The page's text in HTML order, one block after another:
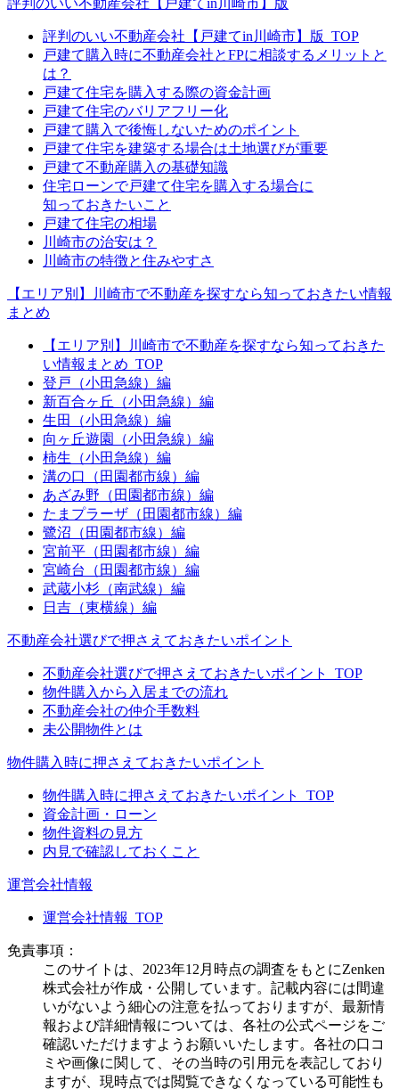
評判のいい不動産会社【戸建てin川崎市】版_TOP
戸建て購入時に不動産会社とFPに相談するメリットと
は？
戸建て住宅を購入する際の資金計画
戸建て住宅のバリアフリー化
戸建て購入で後悔しないためのポイント
戸建て住宅を建築する場合は土地選びが重要
戸建て不動産購入の基礎知識
住宅ローンで戸建て住宅を購入する場合に
知っておきたいこと
戸建て住宅の相場
川崎市の治安は？
川崎市の特徴と住みやすさ
【エリア別】川崎市で不動産を探すなら知っておきたい情報
まとめ
【エリア別】川崎市で不動産を探すなら知っておきた
い情報まとめ_TOP
登戸（小田急線）編
新百合ヶ丘（小田急線）編
生田（小田急線）編
向ヶ丘遊園（小田急線）編
柿生（小田急線）編
溝の口（田園都市線）編
あざみ野（田園都市線）編
たまプラーザ（田園都市線）編
鷺沼（田園都市線）編
宮前平（田園都市線）編
宮崎台（田園都市線）編
武蔵小杉（南武線）編
日吉（東横線）編
不動産会社選びで押さえておきたいポイント
不動産会社選びで押さえておきたいポイント_TOP
物件購入から入居までの流れ
不動産会社の仲介手数料
未公開物件とは
物件購入時に押さえておきたいポイント
物件購入時に押さえておきたいポイント_TOP
資金計画・ローン
物件資料の見方
内見で確認しておくこと
運営会社情報
運営会社情報_TOP
免責事項：
このサイトは、2023年12月時点の調査をもとにZenken
株式会社が作成・公開しています。記載内容には間違
いがないよう細心の注意を払っておりますが、最新情
報および詳細情報については、各社の公式ページをご
確認いただけますようお願いいたします。各社の口コ
ミや画像に関して、その当時の引用元を表記しており
ますが、現時点では閲覧できなくなっている可能性も